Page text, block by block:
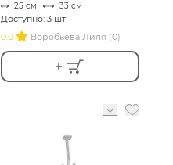
25 см 33 см
Доступно: 3 шт
0.0
Воробьева Лиля (0)